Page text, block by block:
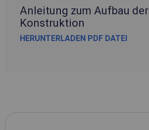
Anleitung zum Aufbau der
Konstruktion
HERUNTERLADEN PDF DATEI